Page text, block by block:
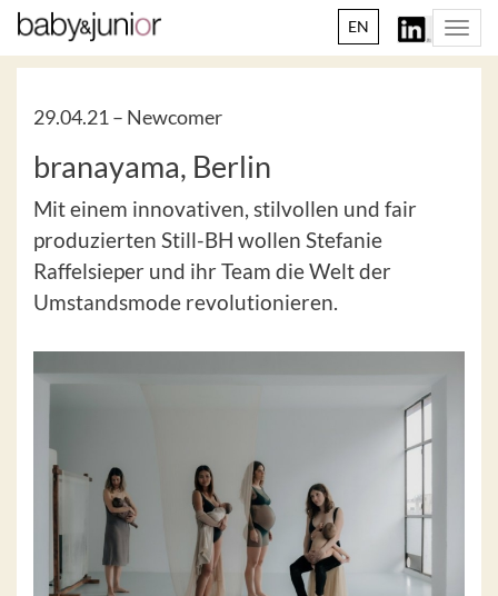
EN
29.04.21 – Newcomer
branayama, Berlin
Mit einem innovativen, stilvollen und fair
produzierten Still-BH wollen Stefanie
Raffelsieper und ihr Team die Welt der
Umstandsmode revolutionieren.